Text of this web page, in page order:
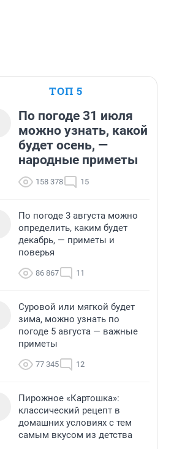
ТОП 5
По погоде 31 июля
можно узнать, какой
будет осень, —
народные приметы
158 378 15
По погоде 3 августа можно
определить, каким будет
декабрь, — приметы и
поверья
86 867 11
Суровой или мягкой будет
зима, можно узнать по
погоде 5 августа — важные
приметы
77 345 12
Пирожное «Картошка»:
классический рецепт в
домашних условиях с тем
самым вкусом из детства